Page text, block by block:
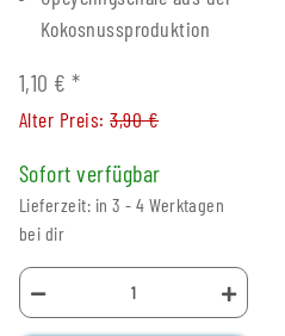
Kokosnussproduktion
1,10 €*
Alter Preis:3,90 €
Sofort verfügbar
Lieferzeit: in 3 - 4 Werktagen
bei dir